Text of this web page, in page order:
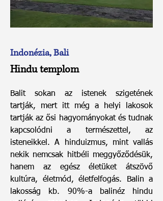
Indonézia, Bali
Hindu templom
Balit sokan az istenek szigetének
tartják, mert itt még a helyi lakosok
tartják az ősi hagyományokat és tudnak
kapcsolódni a természettel, az
isteneikkel. A hinduizmus, mint vallás
nekik nemcsak hitbéli meggyőződésük,
hanem az egész életüket átszövő
kultúra, életmód, életfelfogás. Balin a
lakosság kb. 90%-a balinéz hindu